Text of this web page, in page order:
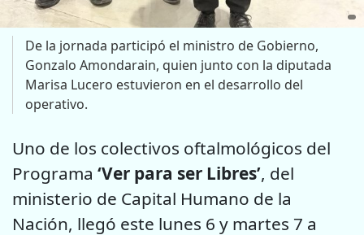
De la jornada participó el ministro de Gobierno,
Gonzalo Amondarain, quien junto con la diputada
Marisa Lucero estuvieron en el desarrollo del
operativo.
Uno de los colectivos oftalmológicos del
Programa ‘Ver para ser Libres’, del
ministerio de Capital Humano de la
Nación, llegó este lunes 6 y martes 7 a